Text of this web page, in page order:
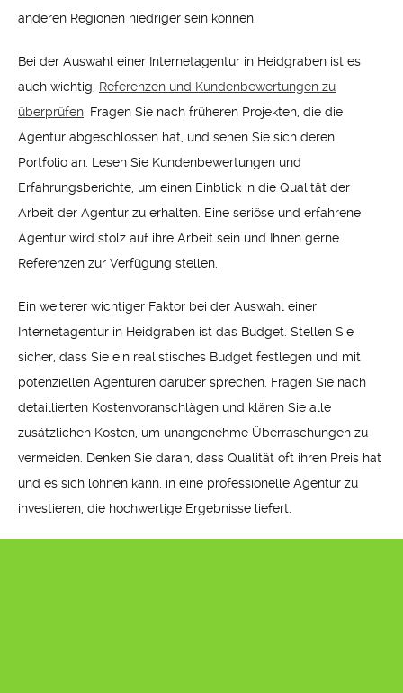
anderen Regionen niedriger sein können.
Bei der Auswahl einer Internetagentur in Heidgraben ist es
auch wichtig, Referenzen und Kundenbewertungen zu
überprüfen . Fragen Sie nach früheren Projekten, die die
Agentur abgeschlossen hat, und sehen Sie sich deren
Portfolio an. Lesen Sie Kundenbewertungen und
Erfahrungsberichte, um einen Einblick in die Qualität der
Arbeit der Agentur zu erhalten. Eine seriöse und erfahrene
Agentur wird stolz auf ihre Arbeit sein und Ihnen gerne
Referenzen zur Verfügung stellen.
Ein weiterer wichtiger Faktor bei der Auswahl einer
Internetagentur in Heidgraben ist das Budget. Stellen Sie
sicher, dass Sie ein realistisches Budget festlegen und mit
potenziellen Agenturen darüber sprechen. Fragen Sie nach
detaillierten Kostenvoranschlägen und klären Sie alle
zusätzlichen Kosten, um unangenehme Überraschungen zu
vermeiden. Denken Sie daran, dass Qualität oft ihren Preis hat
und es sich lohnen kann, in eine professionelle Agentur zu
investieren, die hochwertige Ergebnisse liefert.